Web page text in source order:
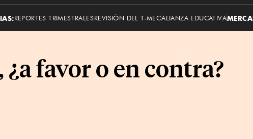
REPORTES TRIMESTRALESREVISIÓN DEL T-MECALIANZA EDUCATIVA
favor o en contra?